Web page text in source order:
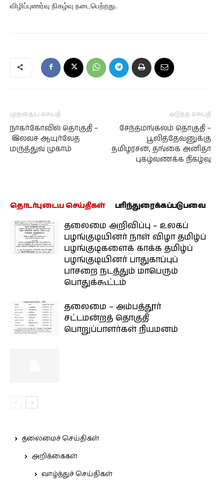
விழிப்புணர்வு நிகழ்வு நடைபெற்றது.
முந்தைய செய்தி
நாகர்கோவில் தொகுதி –
இலவச ஆயுர்வேத
மருத்துவ முகாம்
அடுத்த செய்தி
சேந்தமங்கலம் தொகுதி –
பூலித்தேவனுக்கு
தமிழரசன், தங்கை அனிதா
புகழ்வணக்க நிகழ்வு
தொடர்புடைய செய்திகள் பரிந்துரைக்கப்படுபவை
தலைமை அறிவிப்பு – உலகப்
பழங்குடியினர் நாள் விழா தமிழ்ப்
பழங்குடிகளைக் காக்க தமிழ்ப்
பழங்குடியினர் பாதுகாப்புப்
பாசறை நடத்தும் மாபெரும்
பொதுக்கூட்டம்
தலைமை – அம்பத்தூர்
சட்டமன்றத் தொகுதி
பொறுப்பாளர்கள் நியமனம்
தலைமைச் செய்திகள்
அறிக்கைகள்
வாழ்த்துச் செய்திகள்